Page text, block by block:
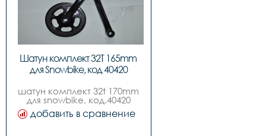
Шатун комплект 32T 165mm
для Snowbike, код 40420
шатун комплект 32t 170mm
для snowbike, код.40420
добавить в сравнение